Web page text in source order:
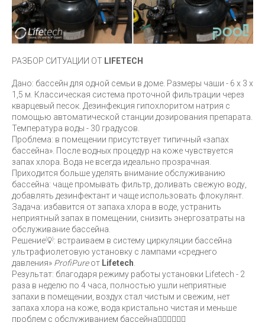
РАЗБОР СИТУАЦИИ ОТ LIFETECH
Дано: бассейн для одной семьи в доме. Размеры чаши - 6 х 3 х
1,5 м. Классическая система проточной фильтрации через
кварцевый песок. Дезинфекция гипохлоритом натрия с
помощью автоматической станции дозирования препарата.
Температура воды - 30 градусов.
Проблема: в помещении присутствует типичный «запах
бассейна». После водных процедур на коже чувствуется
запах хлора. Вода не всегда идеально прозрачная.
Приходится больше уделять внимание обслуживанию
бассейна: чаще промывать фильтр, доливать свежую воду,
добавлять дезинфектант и чаще использовать флокулянт.
Задача: избавится от запаха хлора в воде, устранить
неприятный запах в помещении, снизить энергозатраты на
обслуживание бассейна.
Решение💡: встраиваем в систему циркуляции бассейна
ультрафиолетовую установку с лампами «среднего
давления» ProfiPureот Lifetech
Результат: благодаря режиму работы установки Lifetech - 2
раза в неделю по 4 часа, полностью ушли неприятные
запахи в помещении, воздух стал чистым и свежим, нет
запаха хлора на коже, вода кристально чистая и меньше
проблем с обслуживанием бассейна👍🏻👍🏻👍🏻